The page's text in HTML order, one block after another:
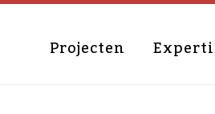
Projecten